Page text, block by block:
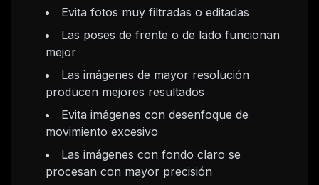
Evita fotos muy filtradas o editadas
Las poses de frente o de lado funcionan
mejor
Las imágenes de mayor resolución
producen mejores resultados
Evita imágenes con desenfoque de
movimiento excesivo
Las imágenes con fondo claro se
procesan con mayor precisión